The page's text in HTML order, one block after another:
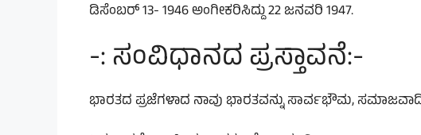
ಡಿಸೆಂಬರ್ 13- 1946 ಅಂಗೀಕರಿಸಿದ್ದು 22 ಜನವರಿ 1947.
-: ಸಂವಿಧಾನದ ಪ್ರಸ್ತಾವನೆ:-
ಭಾರತದ ಪ್ರಜೆಗಳಾದ ನಾವು ಭಾರತವನ್ನು ಸಾರ್ವಭೌಮ, ಸಮಾಜವಾದಿ,